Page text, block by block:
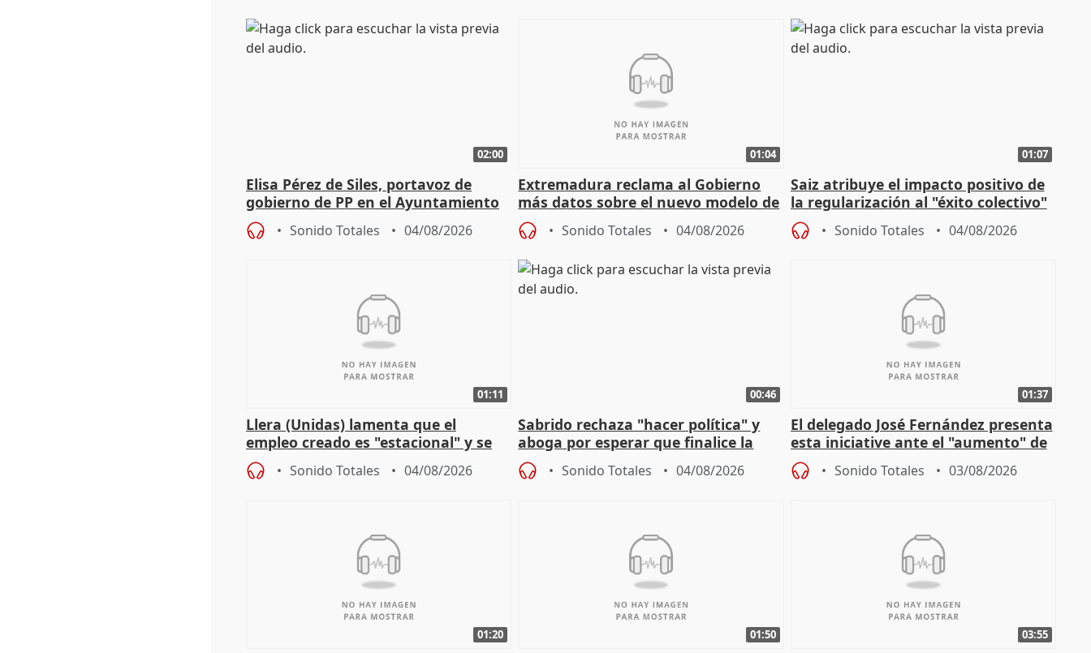
02:00
Elisa Pérez de Siles, portavoz de
gobierno de PP en el Ayuntamiento
de Málaga, deja la política
Sonido Totales 04/08/2026
01:04
Extremadura reclama al Gobierno
más datos sobre el nuevo modelo de
financiación
Sonido Totales 04/08/2026
01:07
Saiz atribuye el impacto positivo de
la regularización al "éxito colectivo"
del Gobierno
Sonido Totales 04/08/2026
01:11
Llera (Unidas) lamenta que el
empleo creado es "estacional" y se
"esfumará" al acabar el verano
Sonido Totales 04/08/2026
00:46
Sabrido rechaza "hacer política" y
aboga por esperar que finalice la
investigación del incendio
Sonido Totales 04/08/2026
01:37
El delegado José Fernández presenta
esta iniciative ante el "aumento" de
personas sin hogar en Madri
Sonido Totales 03/08/2026
01:20 01:50 03:55